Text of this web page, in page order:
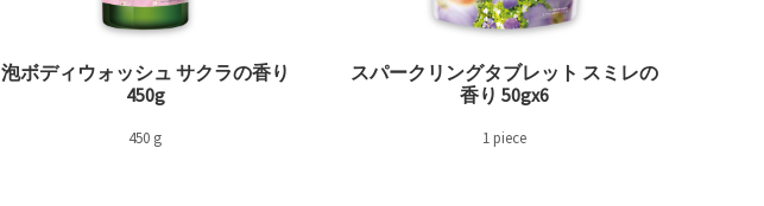
泡ボディウォッシュ サクラの香り
450g
450 g
スパークリングタブレット スミレの
香り 50gx6
1 piece